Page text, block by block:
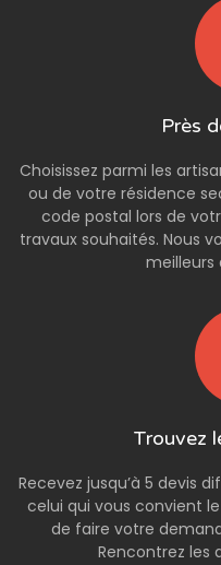
Près
Choisissez parmi les
ou de votre résidence
code postal lors de
travaux souhaités. Nous
meilleurs
Trouvez
Recevez jusqu’à 5 devis
celui qui vous convient
de faire votre
Rencontrez les